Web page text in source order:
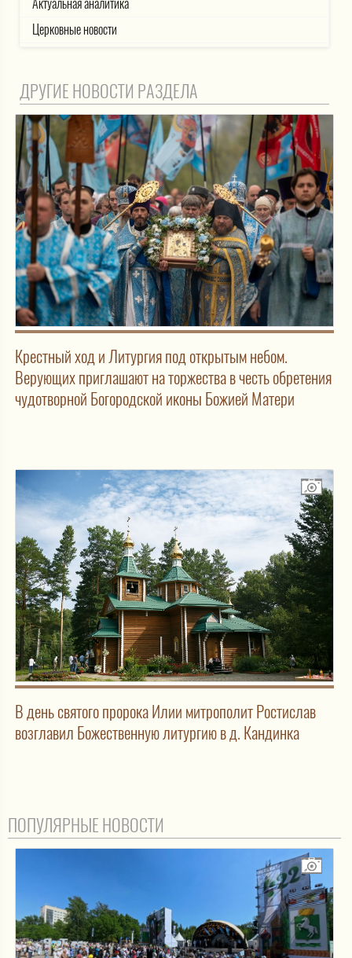
Актуальная аналитика
Церковные новости
ДРУГИЕ НОВОСТИ РАЗДЕЛА
Крестный ход и Литургия под открытым небом.
Верующих приглашают на торжества в честь обретения
чудотворной Богородской иконы Божией Матери
В день святого пророка Илии митрополит Ростислав
возглавил Божественную литургию в д. Кандинка
ПОПУЛЯРНЫЕ НОВОСТИ